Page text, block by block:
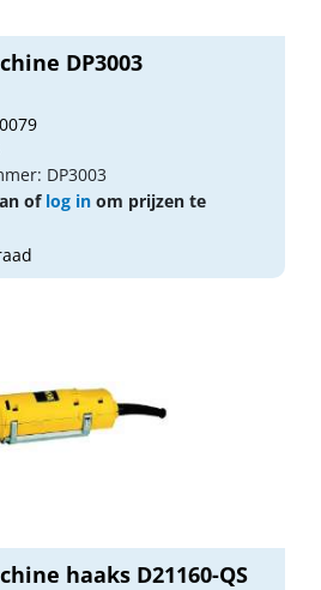
DP3003
DP3003
of log in om prijzen te
haaks D21160-QS